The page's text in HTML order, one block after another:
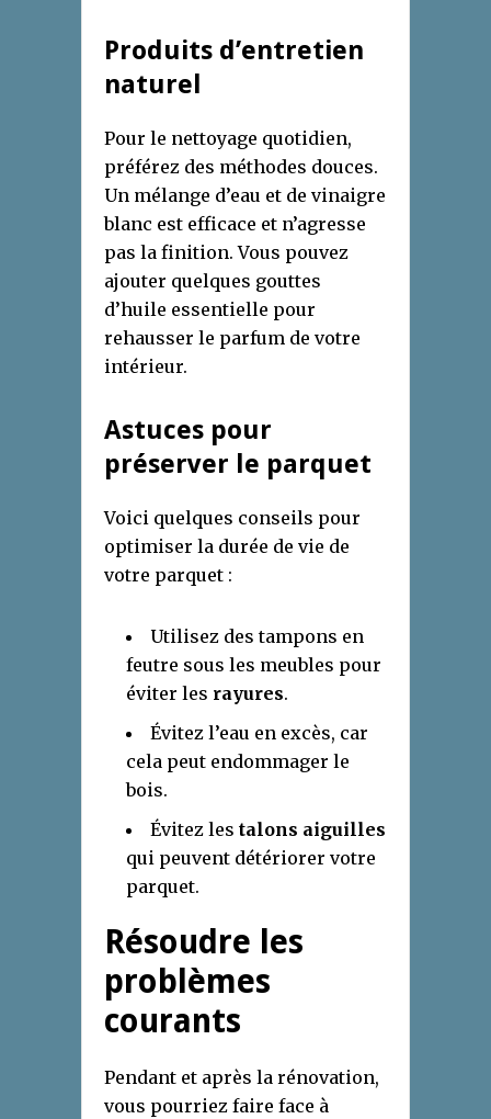
Produits d’entretien
naturel
Pour le nettoyage quotidien,
préférez des méthodes douces.
Un mélange d’eau et de vinaigre
blanc est efficace et n’agresse
pas la finition. Vous pouvez
ajouter quelques gouttes
d’huile essentielle pour
rehausser le parfum de votre
intérieur.
Astuces pour
préserver le parquet
Voici quelques conseils pour
optimiser la durée de vie de
votre parquet :
Utilisez des tampons en
feutre sous les meubles pour
éviter les rayures.
Évitez l’eau en excès, car
cela peut endommager le
bois.
Évitez les talons aiguilles
qui peuvent détériorer votre
parquet.
Résoudre les
problèmes
courants
Pendant et après la rénovation,
vous pourriez faire face à